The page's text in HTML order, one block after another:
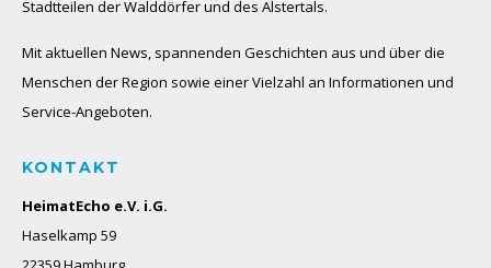
Stadtteilen der Walddörfer und des Alstertals.
Mit aktuellen News, spannenden Geschichten aus und über die
Menschen der Region sowie einer Vielzahl an Informationen und
Service-Angeboten.
KONTAKT
HeimatEcho e.V. i.G.
Haselkamp 59